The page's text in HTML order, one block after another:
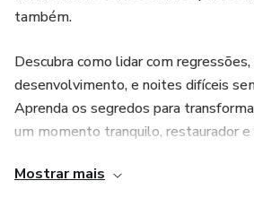
também.
Descubra como lidar com
desenvolvimento, e noites difíceis
Aprenda os segredos para
um momento tranquilo, restaurador e
Mostrar mais